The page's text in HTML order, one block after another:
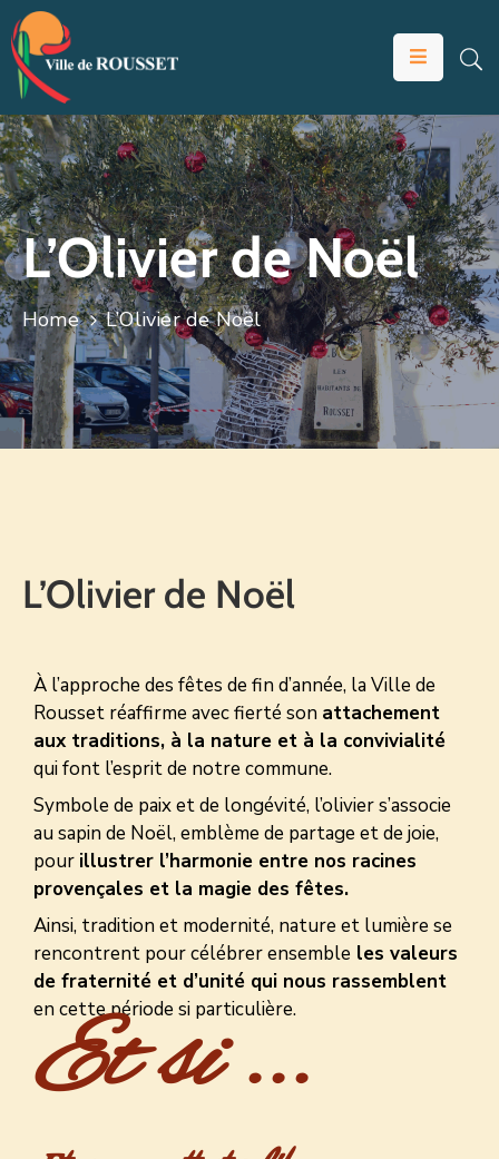
VOTRE
MAIRIE
VIVRE
À
ROUSSET
ÉDUCATION
ET
JEUNESSE
SOLIDARITÉS
ÉCONOMIE
SPORTS
L’Olivier de Noël
Home L’Olivier de Noël
L’Olivier de Noël
À l’approche des fêtes de fin d’année, la Ville de
Rousset réaffirme avec fierté son attachement
aux traditions, à la nature et à la convivialité
qui font l’esprit de notre commune.
Symbole de paix et de longévité, l’olivier s’associe
au sapin de Noël, emblème de partage et de joie,
pour illustrer l’harmonie entre nos racines
provençales et la magie des fêtes.
Ainsi, tradition et modernité, nature et lumière se
rencontrent pour célébrer ensemble les valeurs
de fraternité et d’unité qui nous rassemblent
en cette période si particulière.
Et si ...